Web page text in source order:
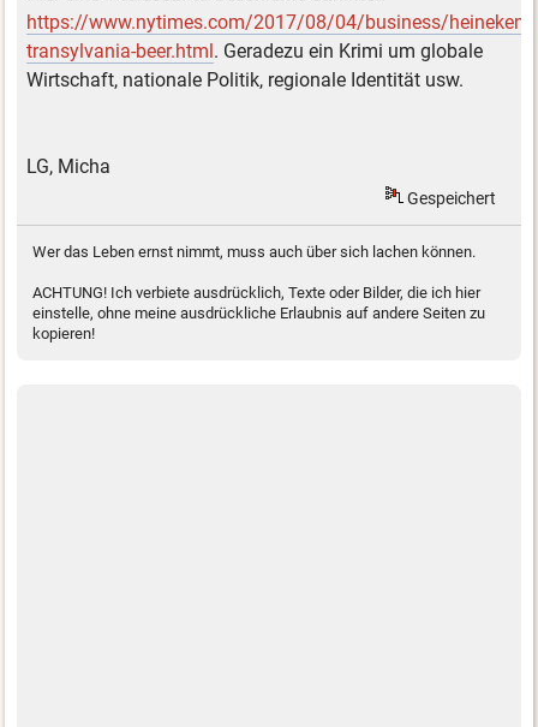
https://www.nytimes.com/2017/08/04/business/heineken-
transylvania-beer.html. Geradezu ein Krimi um globale
Wirtschaft, nationale Politik, regionale Identität usw.
LG, Micha
Gespeichert
Wer das Leben ernst nimmt, muss auch über sich lachen können.
ACHTUNG! Ich verbiete ausdrücklich, Texte oder Bilder, die ich hier
einstelle, ohne meine ausdrückliche Erlaubnis auf andere Seiten zu
kopieren!